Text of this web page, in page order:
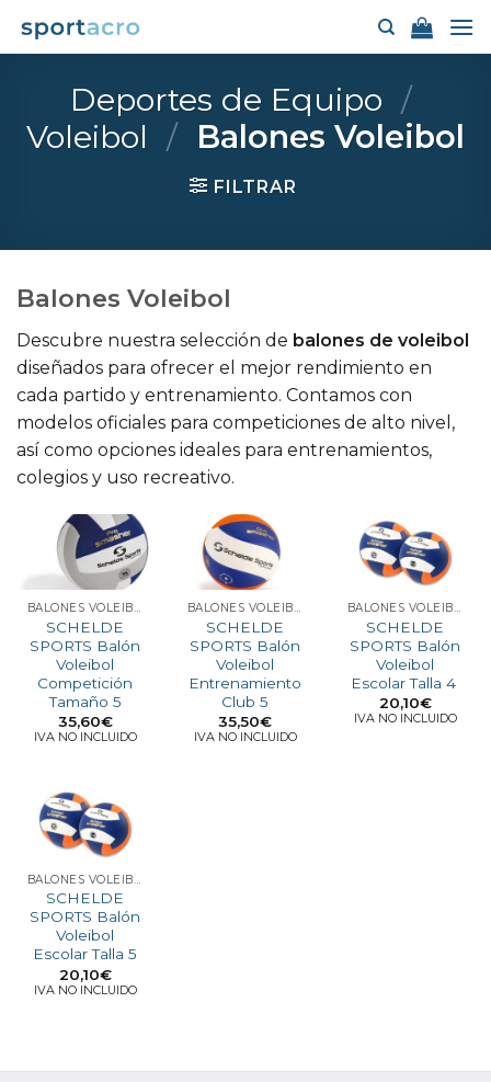
Deportes de Equipo /
Voleibol / Balones Voleibol
FILTRAR
Balones Voleibol
Descubre nuestra selección de balones de voleibol
diseñados para ofrecer el mejor rendimiento en
cada partido y entrenamiento. Contamos con
modelos oficiales para competiciones de alto nivel,
así como opciones ideales para entrenamientos,
colegios y uso recreativo.
BALONES VOLEIBOL
SCHELDE
SPORTS Balón
Voleibol
Competición
Tamaño 5
35,60€
IVA NO INCLUIDO
BALONES VOLEIBOL
SCHELDE
SPORTS Balón
Voleibol
Entrenamiento
Club 5
35,50€
IVA NO INCLUIDO
BALONES VOLEIBOL
SCHELDE
SPORTS Balón
Voleibol
Escolar Talla 4
20,10€
IVA NO INCLUIDO
BALONES VOLEIBOL
SCHELDE
SPORTS Balón
Voleibol
Escolar Talla 5
20,10€
IVA NO INCLUIDO